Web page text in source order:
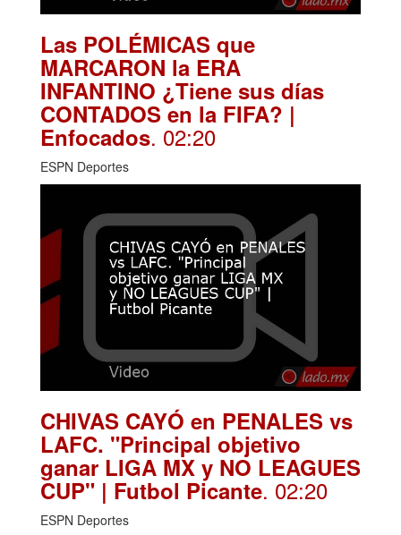
Las POLÉMICAS que
MARCARON la ERA
INFANTINO ¿Tiene sus días
CONTADOS en la FIFA? |
Enfocados. 02:20
ESPN Deportes
CHIVAS CAYÓ en PENALES vs
LAFC. "Principal objetivo
ganar LIGA MX y NO LEAGUES
CUP" | Futbol Picante. 02:20
ESPN Deportes